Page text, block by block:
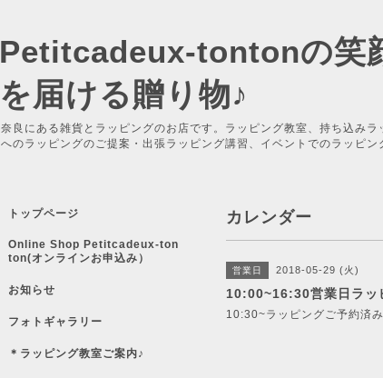
Petitcadeux-tontonの笑
を届ける贈り物♪
奈良にある雑貨とラッピングのお店です。ラッピング教室、持ち込み
へのラッピングのご提案・出張ラッピング講習、イベントでのラッピン
カレンダー
営業日 2018-05-29 (火)
10:00~16:30営業日ラッ
10:30~ラッピングご予約済み
トップページ
Online Shop Petitcadeux-ton
ton(オンラインお申込み）
お知らせ
フォトギャラリー
＊ラッピング教室ご案内♪